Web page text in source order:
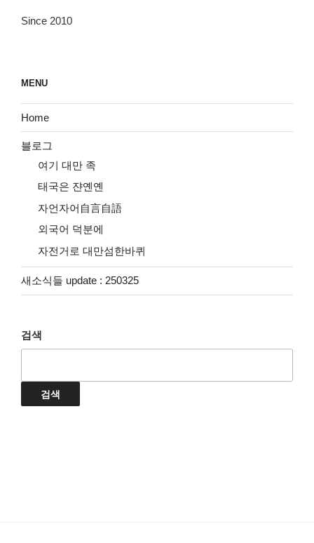
Since 2010
MENU
Home
블로그
여기 대만 족
태국은 쟌옌옌
자언자어自言自語
외국어 덕분에
자전거로 대만섬한바퀴
새소식들 update : 250325
검색
검색